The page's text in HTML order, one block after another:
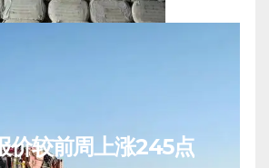
价较前周上涨245点